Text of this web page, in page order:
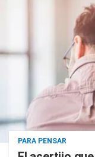
PARA PENSAR